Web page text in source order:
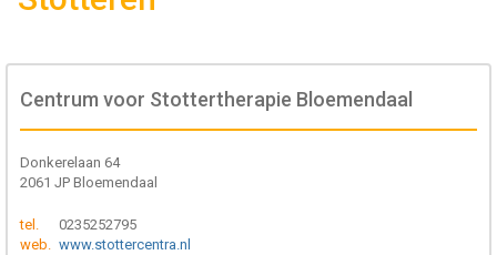
Centrum voor Stottertherapie Bloemendaal
Donkerelaan 64
2061 JP Bloemendaal
tel.
0235252795
web. www.stottercentra.nl